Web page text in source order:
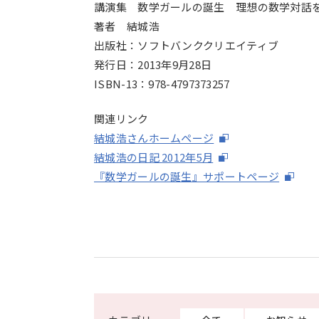
講演集 数学ガールの誕生 理想の数学対話
著者 結城浩
出版社：ソフトバンククリエイティブ
発行日： 2013年9月28日
ISBN-13：978-4797373257
関連リンク
結城浩さんホームページ
結城浩の日記2012年5月
『数学ガールの誕生』サポートページ